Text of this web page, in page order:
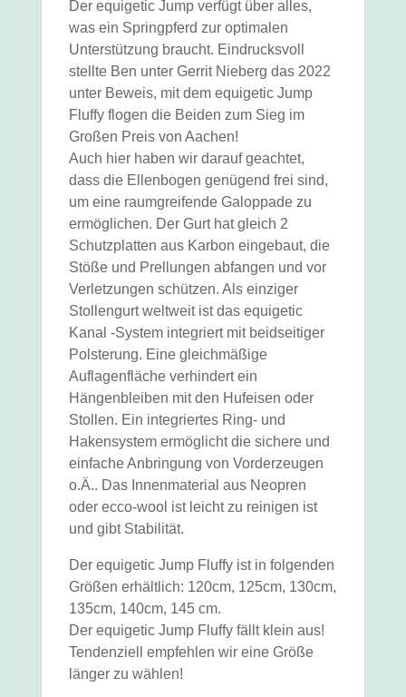
Der equigetic Jump verfügt über alles,
was ein Springpferd zur optimalen
Unterstützung braucht. Eindrucksvoll
stellte Ben unter Gerrit Nieberg das 2022
unter Beweis, mit dem equigetic Jump
Fluffy flogen die Beiden zum Sieg im
Großen Preis von Aachen!
Auch hier haben wir darauf geachtet,
dass die Ellenbogen genügend frei sind,
um eine raumgreifende Galoppade zu
ermöglichen. Der Gurt hat gleich 2
Schutzplatten aus Karbon eingebaut, die
Stöße und Prellungen abfangen und vor
Verletzungen schützen. Als einziger
Stollengurt weltweit ist das equigetic
Kanal -System integriert mit beidseitiger
Polsterung. Eine gleichmäßige
Auflagenfläche verhindert ein
Hängenbleiben mit den Hufeisen oder
Stollen. Ein integriertes Ring- und
Hakensystem ermöglicht die sichere und
einfache Anbringung von Vorderzeugen
o.Ä.. Das Innenmaterial aus Neopren
oder ecco-wool ist leicht zu reinigen ist
und gibt Stabilität.
Der equigetic Jump Fluffy ist in folgenden
Größen erhältlich: 120cm, 125cm, 130cm,
135cm, 140cm, 145 cm.
Der equigetic Jump Fluffy fällt klein aus!
Tendenziell empfehlen wir eine Größe
länger zu wählen!